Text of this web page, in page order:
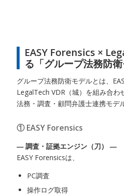
EASY Forensics ×
る「グループ法務防
グループ法務防衛モデルとは、
LegalTech VDR（城）を組み合わ
法務・調査・顧問弁護士連携モデ
① EASY Forensics
― 調査・証拠エンジン（刀） ―
EASY Forensicsは、
PC調査
操作ログ取得